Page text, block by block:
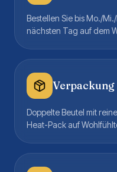
Bestellen Sie bis Mo./
nächsten Tag auf dem
Verpackung
Doppelte Beutel mit
Heat-Pack auf